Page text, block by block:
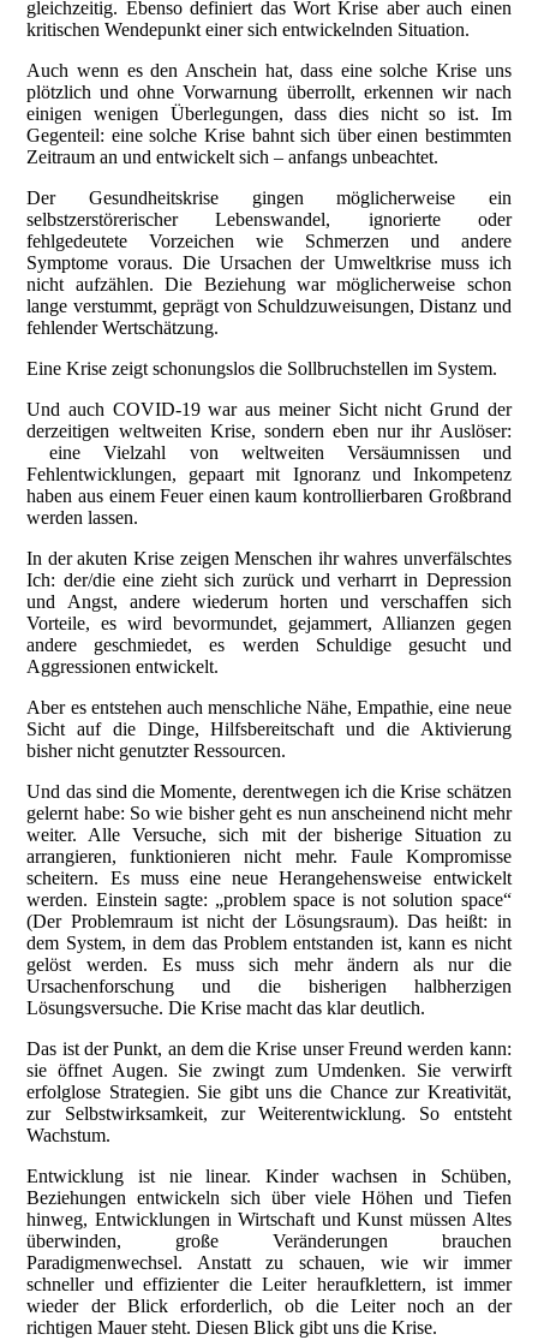
gleichzeitig. Ebenso definiert das Wort Krise aber auch einen
kritischen Wendepunkt einer sich entwickelnden Situation.
Auch wenn es den Anschein hat, dass eine solche Krise uns
plötzlich und ohne Vorwarnung überrollt, erkennen wir nach
einigen wenigen Überlegungen, dass dies nicht so ist. Im
Gegenteil: eine solche Krise bahnt sich über einen bestimmten
Zeitraum an und entwickelt sich – anfangs unbeachtet.
Der Gesundheitskrise gingen möglicherweise ein
selbstzerstörerischer Lebenswandel, ignorierte oder
fehlgedeutete Vorzeichen wie Schmerzen und andere
Symptome voraus. Die Ursachen der Umweltkrise muss ich
nicht aufzählen. Die Beziehung war möglicherweise schon
lange verstummt, geprägt von Schuldzuweisungen, Distanz und
fehlender Wertschätzung.
Eine Krise zeigt schonungslos die Sollbruchstellen im System.
Und auch COVID-19 war aus meiner Sicht nicht Grund der
derzeitigen weltweiten Krise, sondern eben nur ihr Auslöser:
eine Vielzahl von weltweiten Versäumnissen und
Fehlentwicklungen, gepaart mit Ignoranz und Inkompetenz
haben aus einem Feuer einen kaum kontrollierbaren Großbrand
werden lassen.
In der akuten Krise zeigen Menschen ihr wahres unverfälschtes
Ich: der/die eine zieht sich zurück und verharrt in Depression
und Angst, andere wiederum horten und verschaffen sich
Vorteile, es wird bevormundet, gejammert, Allianzen gegen
andere geschmiedet, es werden Schuldige gesucht und
Aggressionen entwickelt.
Aber es entstehen auch menschliche Nähe, Empathie, eine neue
Sicht auf die Dinge, Hilfsbereitschaft und die Aktivierung
bisher nicht genutzter Ressourcen.
Und das sind die Momente, derentwegen ich die Krise schätzen
gelernt habe: So wie bisher geht es nun anscheinend nicht mehr
weiter. Alle Versuche, sich mit der bisherige Situation zu
arrangieren, funktionieren nicht mehr. Faule Kompromisse
scheitern. Es muss eine neue Herangehensweise entwickelt
werden. Einstein sagte: „problem space is not solution space“
(Der Problemraum ist nicht der Lösungsraum). Das heißt: in
dem System, in dem das Problem entstanden ist, kann es nicht
gelöst werden. Es muss sich mehr ändern als nur die
Ursachenforschung und die bisherigen halbherzigen
Lösungsversuche. Die Krise macht das klar deutlich.
Das ist der Punkt, an dem die Krise unser Freund werden kann:
sie öffnet Augen. Sie zwingt zum Umdenken. Sie verwirft
erfolglose Strategien. Sie gibt uns die Chance zur Kreativität,
zur Selbstwirksamkeit, zur Weiterentwicklung. So entsteht
Wachstum.
Entwicklung ist nie linear. Kinder wachsen in Schüben,
Beziehungen entwickeln sich über viele Höhen und Tiefen
hinweg, Entwicklungen in Wirtschaft und Kunst müssen Altes
überwinden, große Veränderungen brauchen
Paradigmenwechsel. Anstatt zu schauen, wie wir immer
schneller und effizienter die Leiter heraufklettern, ist immer
wieder der Blick erforderlich, ob die Leiter noch an der
richtigen Mauer steht. Diesen Blick gibt uns die Krise.